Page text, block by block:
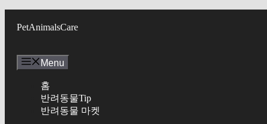
PetAnimalsCare
Menu
홈
반려동물Tip
반려동물 마켓